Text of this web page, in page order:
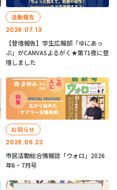
2026.07.13
活動報告
【登壇報告】学生広報部「ゆにあっ
ぷ」がCANVASよるがく★第71夜に登
壇しました
2026.06.23
お知らせ
市民活動総合情報誌「ウォロ」2026
年6・7月号